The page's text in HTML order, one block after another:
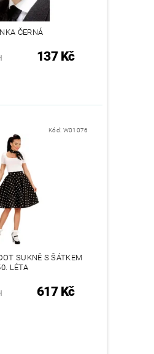
ČERNÁ
137 Kč
Kód: W01076
SUKNĚ S ŠÁTKEM
LÉTA
617 Kč